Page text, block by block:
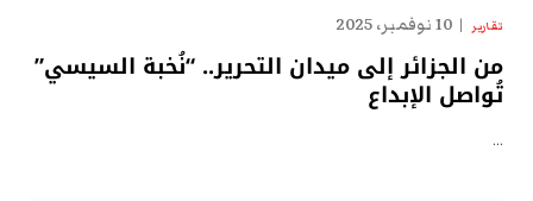
تقارير 10 نوفمبر، 2025
من الجزائر إلى ميدان التحرير.. “نُخبة السيسي”
تُواصل الإبداع
…